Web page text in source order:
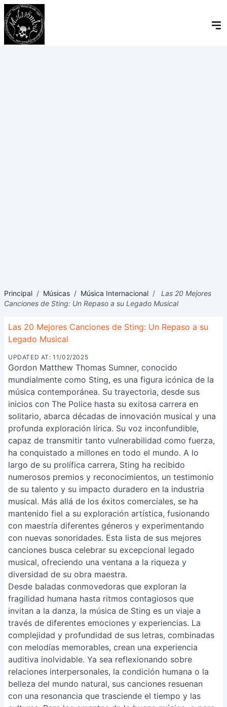
Principal / Músicas / Música Internacional /
Las 20 Mejores
Canciones de Sting: Un Repaso a su Legado Musical
Las 20 Mejores Canciones de Sting: Un Repaso a su
Legado Musical
UPDATED AT: 11/02/2025
Gordon Matthew Thomas Sumner, conocido
mundialmente como Sting, es una figura icónica de la
música contemporánea. Su trayectoria, desde sus
inicios con The Police hasta su exitosa carrera en
solitario, abarca décadas de innovación musical y una
profunda exploración lírica. Su voz inconfundible,
capaz de transmitir tanto vulnerabilidad como fuerza,
ha conquistado a millones en todo el mundo. A lo
largo de su prolífica carrera, Sting ha recibido
numerosos premios y reconocimientos, un testimonio
de su talento y su impacto duradero en la industria
musical. Más allá de los éxitos comerciales, se ha
mantenido fiel a su exploración artística, fusionando
con maestría diferentes géneros y experimentando
con nuevas sonoridades. Esta lista de sus mejores
canciones busca celebrar su excepcional legado
musical, ofreciendo una ventana a la riqueza y
diversidad de su obra maestra.
Desde baladas conmovedoras que exploran la
fragilidad humana hasta ritmos contagiosos que
invitan a la danza, la música de Sting es un viaje a
través de diferentes emociones y experiencias. La
complejidad y profundidad de sus letras, combinadas
con melodías memorables, crean una experiencia
auditiva inolvidable. Ya sea reflexionando sobre
relaciones interpersonales, la condición humana o la
belleza del mundo natural, sus canciones resuenan
con una resonancia que trasciende el tiempo y las